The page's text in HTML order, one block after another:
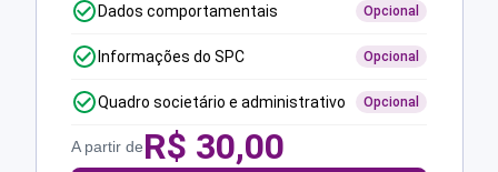
Dados comportamentais Opcional
Informações do SPC Opcional
Quadro societário e administrativo Opcional
A partir deR$ 30,00